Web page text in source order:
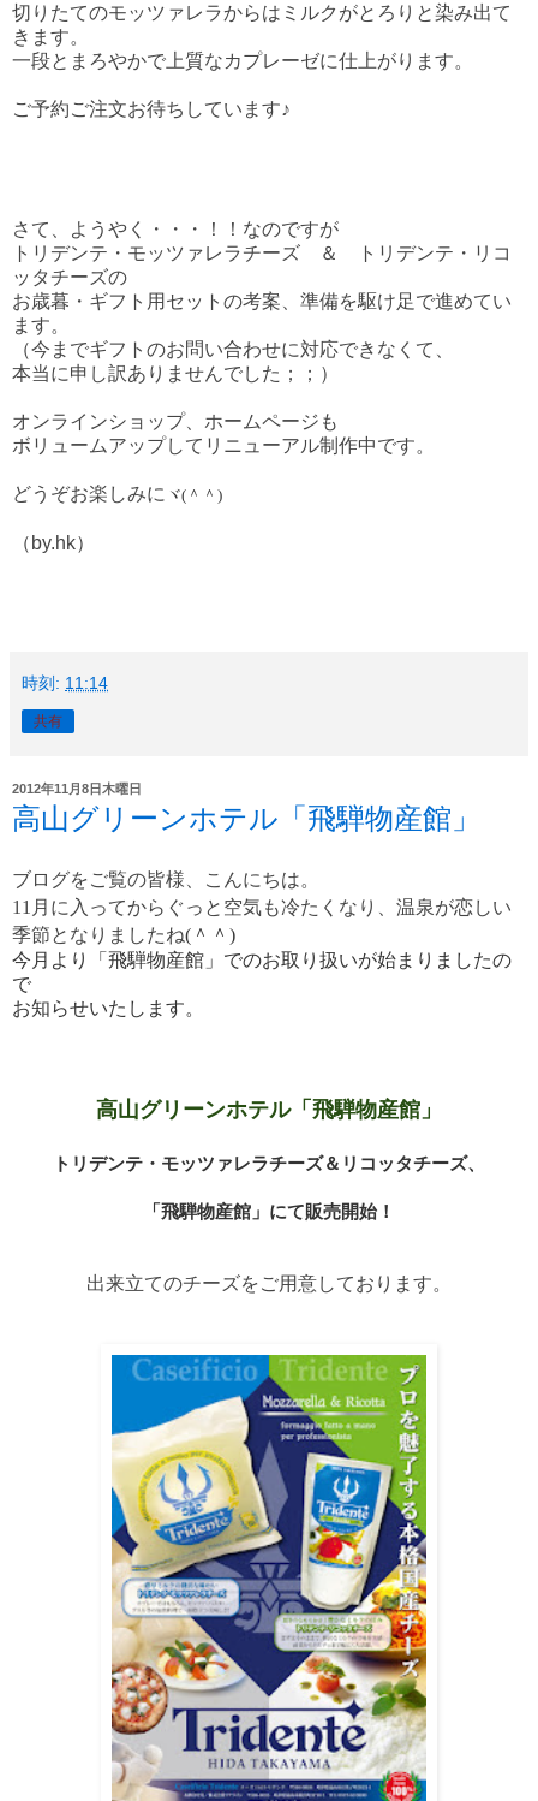
切りたてのモッツァレラからはミルクがとろりと染み出て
きます。
一段とまろやかで上質なカプレーゼに仕上がります。
ご予約ご注文お待ちしています♪
さて、ようやく・・・！！なのですが
トリデンテ・モッツァレラチーズ ＆ トリデンテ・リコ
ッタチーズの
お歳暮・ギフト用セットの考案、準備を駆け足で進めてい
ます。
（今までギフトのお問い合わせに対応できなくて、
本当に申し訳ありませんでした；；）
オンラインショップ、ホームページも
ボリュームアップしてリニューアル制作中です。
どうぞお楽しみに ヾ(＾＾)
（by.hk）
時刻: 11:14
共有
2012年11月8日木曜日
高山グリーンホテル「飛騨物産館」
ブログをご覧の皆様、こんにちは。
11月に入ってからぐっと空気も冷たくなり、温泉が恋しい
季節となりましたね(＾＾)
今月より「飛騨物産館」でのお取り扱いが始まりましたの
で
お知らせいたします。
高山グリーンホテル「飛騨物産館」
トリデンテ・モッツァレラチーズ＆リコッタチーズ、
「飛騨物産館」にて販売開始！
出来立てのチーズをご用意しております。